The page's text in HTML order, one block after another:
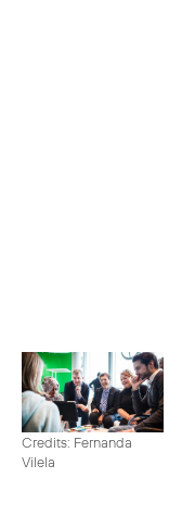
Credits: Fernanda
Vilela